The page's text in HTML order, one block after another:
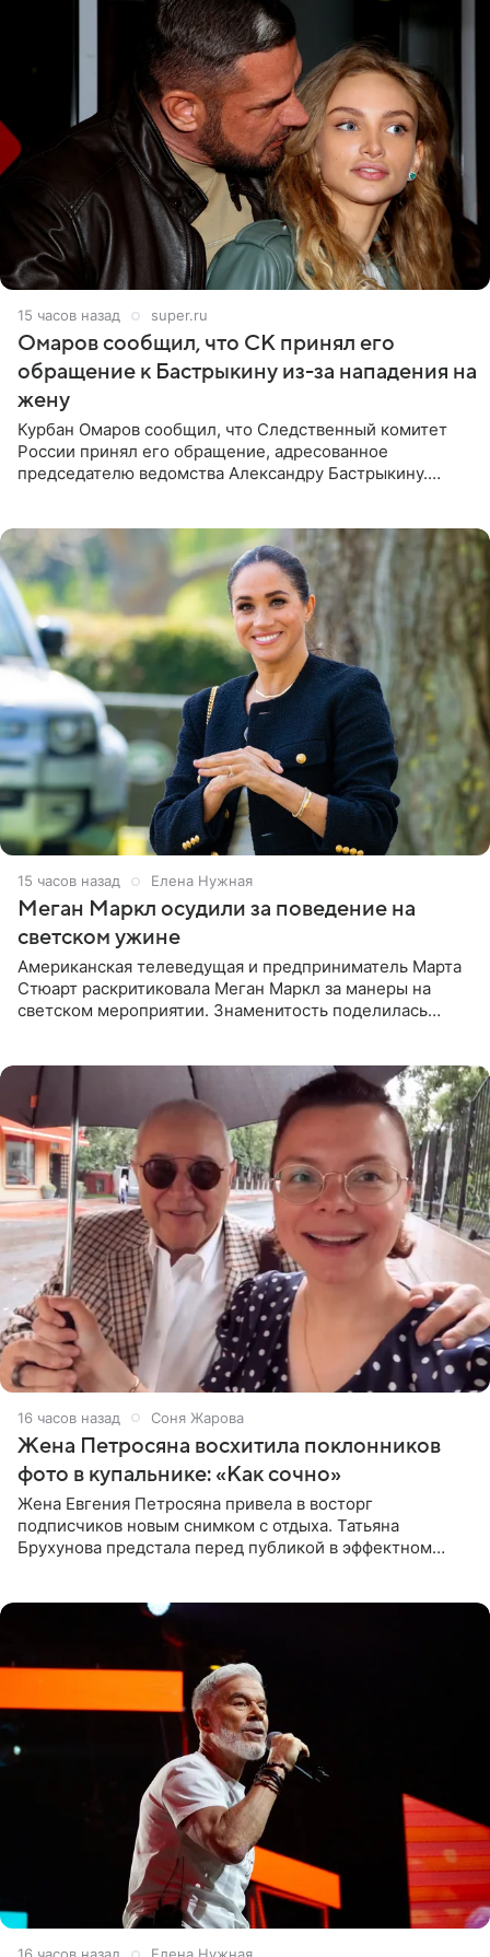
15 часов назад super.ru
Омаров сообщил, что СК принял его
обращение к Бастрыкину из-за нападения на
жену
Курбан Омаров сообщил, что Следственный комитет
России принял его обращение, адресованное
председателю ведомства Александру Бастрыкину.
15 часов назад Елена Нужная
Меган Маркл осудили за поведение на
светском ужине
Американская телеведущая и предприниматель Марта
Стюарт раскритиковала Меган Маркл за манеры на
светском мероприятии. Знаменитость поделилась
16 часов назад Соня Жарова
Жена Петросяна восхитила поклонников
фото в купальнике: «Как сочно»
Жена Евгения Петросяна привела в восторг
подписчиков новым снимком с отдыха. Татьяна
Брухунова предстала перед публикой в эффектном